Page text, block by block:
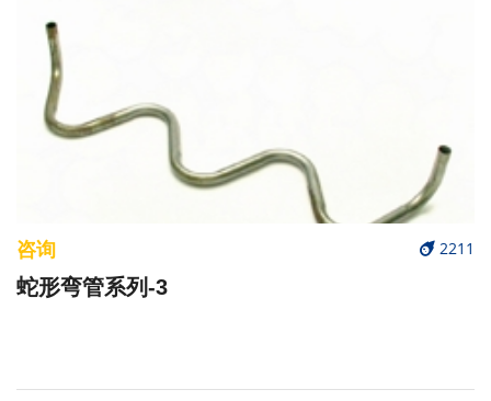
2211
咨询
蛇形弯管系列-3